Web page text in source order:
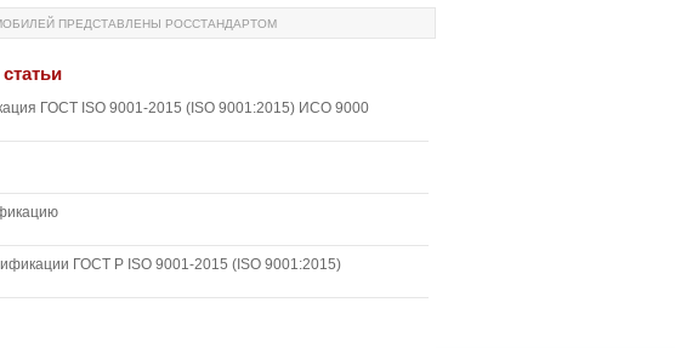
ПРЕДСТАВЛЕНЫ РОССТАНДАРТОМ
ГОСТ ISO 9001-2015 (ISO 9001:2015) ИСО 9000
ГОСТ Р ISO 9001-2015 (ISO 9001:2015)